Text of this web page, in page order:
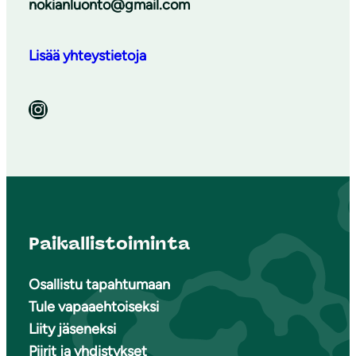
nokianluonto@gmail.com
Lisää yhteystietoja
Instagram
Paikallistoiminta
Osallistu tapahtumaan
Tule vapaaehtoiseksi
Liity jäseneksi
Piirit ja yhdistykset